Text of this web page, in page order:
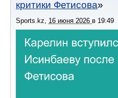
критики Фетисова
Sports.kz 16 июня 2026 в 19:49